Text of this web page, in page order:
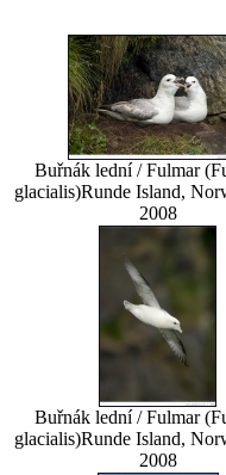
Buřnák lední / Fulmar
glacialis)Runde Island,
2008
Buřnák lední / Fulmar
glacialis)Runde Island,
2008